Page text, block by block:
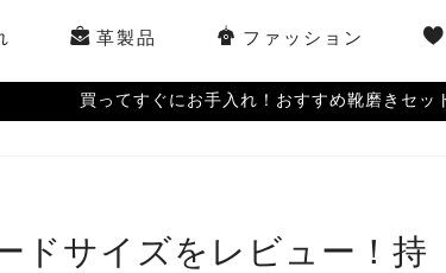
革製品 ファッション
買ってすぐにお手入れ！おすすめ靴磨きセッ
ドサイズをレビュー！持